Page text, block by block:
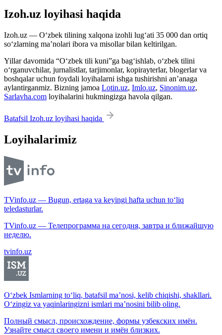
Izoh.uz loyihasi haqida
Izoh.uz — O‘zbek tilining xalqona izohli lug‘ati 35 000 dan ortiq
so‘zlarning ma’nolari ibora va misollar bilan keltirilgan.
Yillar davomida “O‘zbek tili kuni”ga bag‘ishlab, o‘zbek tilini
o‘rganuvchilar, jurnalistlar, tarjimonlar, kopirayterlar, blogerlar va
boshqalar uchun foydali loyihalarni ishga tushirishni an’anaga
aylantirganmiz. Bizning jamoa Lotin.uz, Imlo.uz, Sinonim.uz,
Sarlavha.com loyihalarini hukmingizga havola qilgan.
Batafsil Izoh.uz loyihasi haqida
Loyihalarimiz
TVinfo.uz — Bugun, ertaga va keyingi hafta uchun to‘liq
teledasturlar.
TVinfo.uz — Телепрограмма на сегодня, завтра и ближайшую
неделю.
tvinfo.uz
O‘zbek Ismlarning to‘liq, batafsil ma’nosi, kelib chiqishi, shakllari.
O‘zingiz va yaqinlaringizni ismlari ma’nosini bilib oling.
Полный смысл, происхождение, формы узбекских имён.
Узнайте смысл своего имени и имён близких.